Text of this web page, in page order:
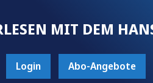
MIT DEM
Login Abo-Angebote